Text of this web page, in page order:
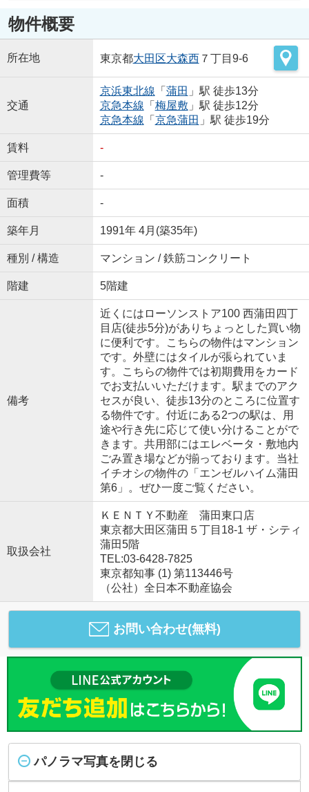
物件概要
所在地 東京都大田区大森西７丁目9-6
交通
京浜東北線 「 蒲田 」駅 徒歩13分
京急本線 「 梅屋敷 」駅 徒歩12分
京急本線 「 京急蒲田 」駅 徒歩19分
賃料 -
管理費等 -
面積 -
築年月 1991年 4月(築35年)
種別 / 構造 マンション / 鉄筋コンクリート
階建 5階建
備考
近くにはローソンストア100 西蒲田四丁
目店(徒歩5分)がありちょっとした買い物
に便利です。こちらの物件はマンション
です。外壁にはタイルが張られていま
す。こちらの物件では初期費用をカード
でお支払いいただけます。駅までのアク
セスが良い、徒歩13分のところに位置す
る物件です。付近にある2つの駅は、用
途や行き先に応じて使い分けることがで
きます。共用部にはエレベータ・敷地内
ごみ置き場などが揃っております。当社
イチオシの物件の「エンゼルハイム蒲田
第6」。ぜひ一度ご覧ください。
取扱会社
ＫＥＮＴＹ不動産 蒲田東口店
東京都大田区蒲田５丁目18-1 ザ・シティ
蒲田5階
TEL:03-6428-7825
東京都知事 (1) 第113446号
（公社）全日本不動産協会
お問い合わせ(無料)
パノラマ写真を閉じる